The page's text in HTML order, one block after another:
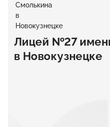
Лицей №27
в Новокузнецке